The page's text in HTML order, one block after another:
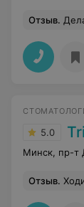
Отзыв.
5.0
Минск, пр-т
Отзыв. Ходим с